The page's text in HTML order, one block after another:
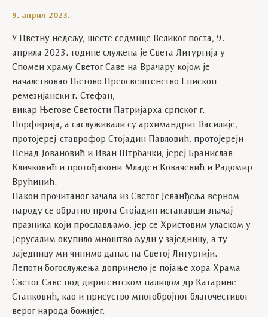
9. април 2023.
У Цветну недељу, шесте седмице Великог поста, 9.
априла 2023. године служена је Света Литургија у
Спомен храму Светог Саве на Врачару којом је
началствовао Његово Преосвештенство Епископ
ремезијански г. Стефан,
викар Његове Светости Патријарха српског г.
Порфирија, а саслуживали су архимандрит Василије,
протојереј-ставрофор Стојадин Павловић, протојереји
Ненад Јовановић и Иван Штрбачки, јереј Бранислав
Кличковић и протођакони Младен Ковачевић и Радомир
Врућинић.
Након прочитаног зачала из Светог Јеванђеља верном
народу се обратио прота Стојадин истакавши значај
празника који прослављамо, јер се Христовим уласком у
Јерусалим окупило мноштво људи у заједницу, а ту
заједницу ми чинимо данас на Светој Литургији.
Лепоти богослужења допринело је појање хора Храма
Светог Саве под диригентском палицом др Катарине
Станковић, као и присуство многобројног благочестивог
верог народа божијег.